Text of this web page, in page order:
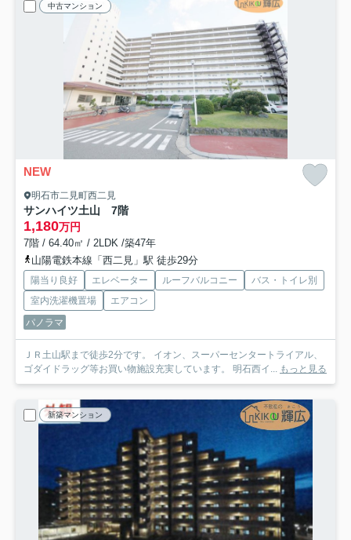
中古マンション
NEW
明石市二見町西二見
サンハイツ土山 7階
1,180万円
7階 / 64.40㎡ / 2LDK /築47年
山陽電鉄本線「西二見」駅 徒歩29分
陽当り良好 エレベーター ルーフバルコニー
バス・トイレ別
室内洗濯機置場
エアコン
パノラマ
ＪＲ土山駅まで徒歩2分です。 イオン、スーパーセンタートライアル、
ゴダイドラッグ等お買い物施設充実しています。 明石西イ... もっと見る
新築マンション